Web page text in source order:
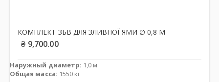
КОМПЛЕКТ ЗБВ ДЛЯ ЗЛИВНОЇ ЯМИ ∅ 0,8 М
₴ 9,700.00
Наружный диаметр: 1,0 м
Общая масса: 1550 кг